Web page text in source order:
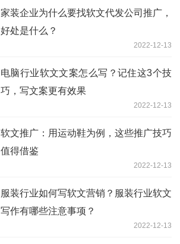
家装企业为什么要找软文代发公司推广，
好处是什么？
2022-12-13
电脑行业软文文案怎么写？记住这3个技
巧，写文案更有效果
2022-12-13
软文推广：用运动鞋为例，这些推广技巧
值得借鉴
2022-12-13
服装行业如何写软文营销？服装行业软文
写作有哪些注意事项？
2022-12-13